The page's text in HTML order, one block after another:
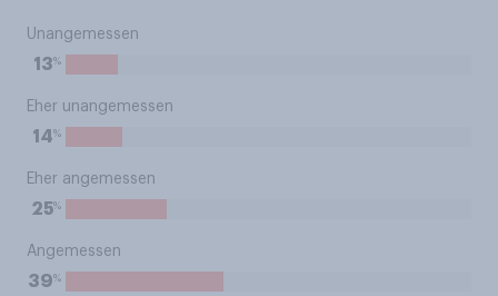
Unangemessen
13%
Eher unangemessen
14%
Eher angemessen
25%
Angemessen
39%